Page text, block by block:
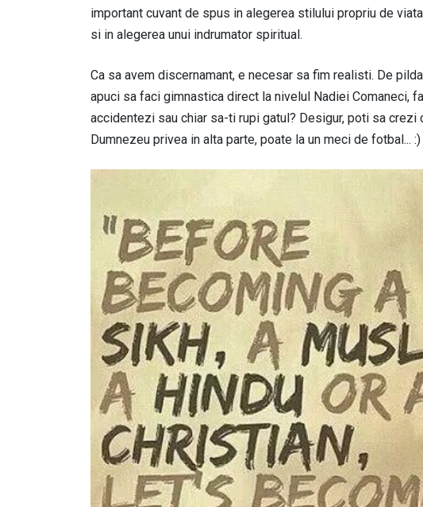
important cuvant de spus in alegerea stilului propriu de
si in alegerea unui indrumator spiritual.
Ca sa avem discernamant, e necesar sa fim realisti. De
apuci sa faci gimnastica direct la nivelul Nadiei Comaneci,
accidentezi sau chiar sa-ti rupi gatul? Desigur, poti sa crezi
Dumnezeu privea in alta parte, poate la un meci de fotbal... :)